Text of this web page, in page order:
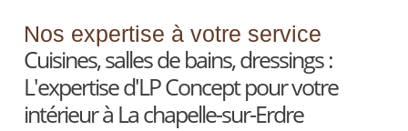
Nos expertise à votre service
Cuisines, salles de bains, dressings :
L'expertise d'LP Concept pour votre
intérieur à La chapelle-sur-Erdre